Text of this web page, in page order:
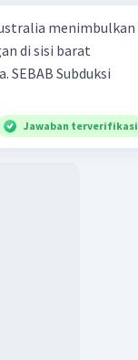
menimbulkan
di sisi barat
Jawaban terverifikasi